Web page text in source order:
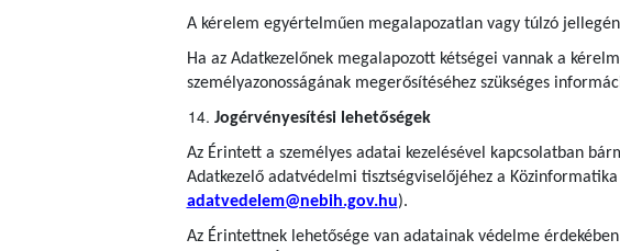
A kérelem egyértelműen megalapozatlan vagy túlzó
Ha az Adatkezelőnek megalapozott kétségei vannak a
személyazonosságának megerősítéséhez szükséges
Jogérvényesítési lehetőségek
Az Érintett a személyes adatai kezelésével kapcsolatban
Adatkezelő adatvédelmi tisztségviselőjéhez a
adatvedelem@nebih.gov.hu).
Az Érintettnek lehetősége van adatainak védelme